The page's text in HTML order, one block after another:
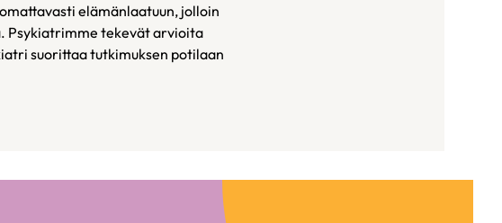
elämänlaatuun, jolloin
Psykiatrimme tekevät arvioita
suorittaa tutkimuksen potilaan